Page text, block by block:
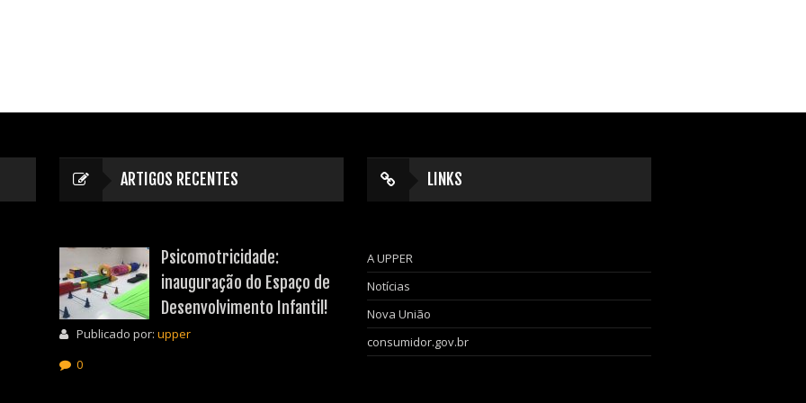
ARTIGOS RECENTES
Psicomotricidade:
inauguração do Espaço de
Desenvolvimento Infantil!
Publicado por: upper
0
LINKS
A UPPER
Notícias
Nova União
consumidor.gov.br